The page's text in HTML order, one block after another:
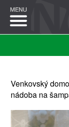
Venkovský
nádoba na